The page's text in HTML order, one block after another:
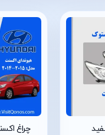
چراغ اکسنت 2015 بالا